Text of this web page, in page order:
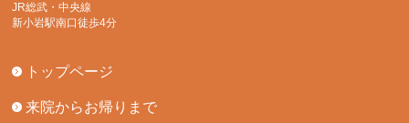
JR総武・中央線
新小岩駅南口徒歩4分
トップページ
来院からお帰りまで